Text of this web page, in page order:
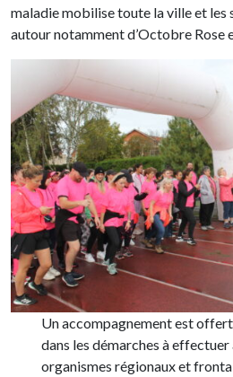
maladie mobilise toute la ville et les
autour notamment d’Octobre Rose
Un accompagnement est
dans les démarches à
organismes régionaux et